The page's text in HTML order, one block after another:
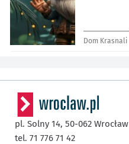
Dom Krasnali
pl. Solny 14, 50-062 Wrocław
tel. 71 776 71 42